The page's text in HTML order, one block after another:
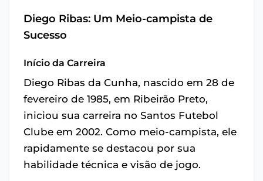
Diego Ribas: Um Meio-campista de
Sucesso
Início da Carreira
Diego Ribas da Cunha, nascido em 28 de
fevereiro de 1985, em Ribeirão Preto,
iniciou sua carreira no Santos Futebol
Clube em 2002. Como meio-campista, ele
rapidamente se destacou por sua
habilidade técnica e visão de jogo.